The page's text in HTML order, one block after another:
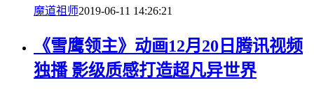
魔道祖师2019-06-11 14:26:21
《雪鹰领主》动画12月20日腾讯视频
独播 影级质感打造超凡异世界